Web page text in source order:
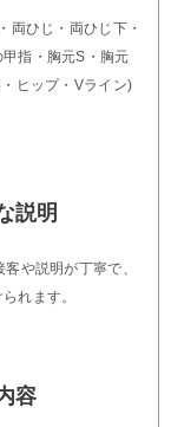
両ひじ・両ひじ下・
指・胸元S・胸元
ヒップ・Vライン)
説明
や説明が丁寧で、
れます。
容